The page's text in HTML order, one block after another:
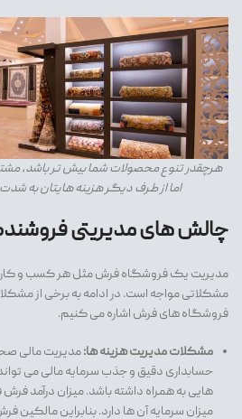
هرچقدر تنوع محصولات شما بیش تر باشد،
اما از طرف دیگر هزینه هایتان به
چالش های مدیریتی
مدیریت یک فروشگاه فرش مثل هر کسب و کار
مشکلاتی مواجه است. در ادامه به برخی از
فروشگاه های فرش اشاره می کنیم.
مشکلات مدیریت هزینه ها:مدیریت مالی
حسابداری دقیق و جذب سرمایه مالی می
هایی به همراه داشته باشد. میزان درآمد فرش
میزان سرمایه آن ها دارد. بنابراین